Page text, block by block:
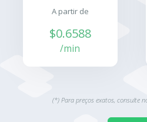
A partir de
$0.6588
/min
(*) Para preços exatos, consulte